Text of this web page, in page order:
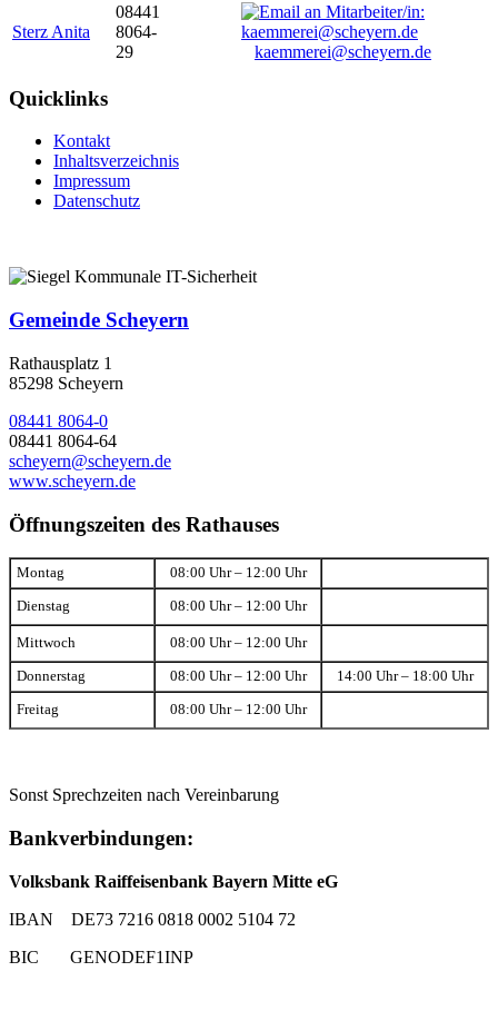
Sterz Anita
08441
8064-
29
kaemmerei@scheyern.de
Quicklinks
Kontakt
Inhaltsverzeichnis
Impressum
Datenschutz
Gemeinde Scheyern
Rathausplatz 1
85298 Scheyern
08441 8064-0
08441 8064-64
scheyern@scheyern.de
www.scheyern.de
Öffnungszeiten des Rathauses
Montag 08:00 Uhr – 12:00 Uhr
Dienstag 08:00 Uhr – 12:00 Uhr
Mittwoch 08:00 Uhr – 12:00 Uhr
Donnerstag 08:00 Uhr – 12:00 Uhr 14:00 Uhr – 18:00 Uhr
Freitag 08:00 Uhr – 12:00 Uhr
Sonst Sprechzeiten nach Vereinbarung
Bankverbindungen:
Volksbank Raiffeisenbank Bayern Mitte eG
IBAN DE73 7216 0818 0002 5104 72
BIC GENODEF1INP